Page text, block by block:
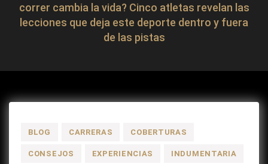
correr cambia la vida? Cinco atletas revelan las
lecciones que deja este deporte dentro y fuera
de las pistas
BLOG CARRERAS COBERTURAS
CONSEJOS EXPERIENCIAS INDUMENTARIA